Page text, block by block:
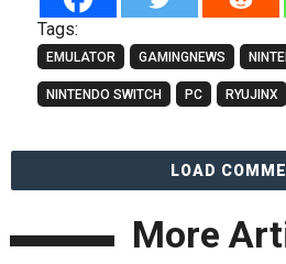
Tags:
EMULATOR GAMINGNEWS
NINTENDO SWITCH PC RYUJINX
LOAD
More